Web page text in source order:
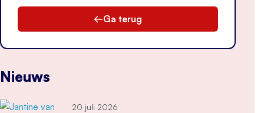
Ga terug
Nieuws
20 juli 2026